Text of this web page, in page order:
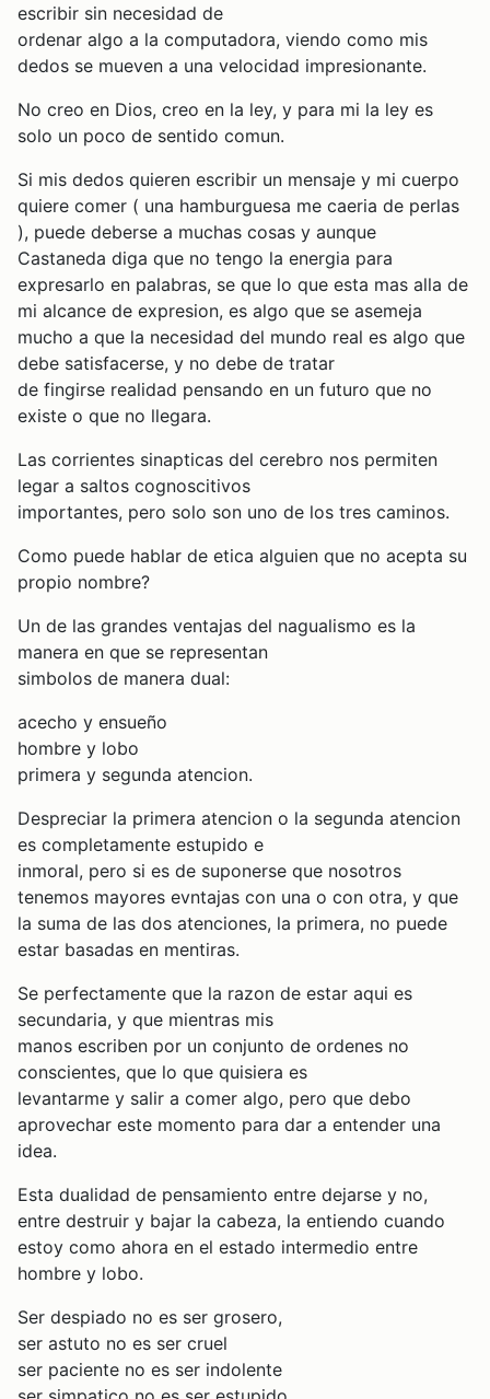
escribir sin necesidad de
ordenar algo a la computadora, viendo como mis
dedos se mueven a una velocidad impresionante.
No creo en Dios, creo en la ley, y para mi la ley es
solo un poco de sentido comun.
Si mis dedos quieren escribir un mensaje y mi cuerpo
quiere comer ( una hamburguesa me caeria de perlas
), puede deberse a muchas cosas y aunque
Castaneda diga que no tengo la energia para
expresarlo en palabras, se que lo que esta mas alla de
mi alcance de expresion, es algo que se asemeja
mucho a que la necesidad del mundo real es algo que
debe satisfacerse, y no debe de tratar
de fingirse realidad pensando en un futuro que no
existe o que no llegara.
Las corrientes sinapticas del cerebro nos permiten
legar a saltos cognoscitivos
importantes, pero solo son uno de los tres caminos.
Como puede hablar de etica alguien que no acepta su
propio nombre?
Un de las grandes ventajas del nagualismo es la
manera en que se representan
simbolos de manera dual:
acecho y ensueño
hombre y lobo
primera y segunda atencion.
Despreciar la primera atencion o la segunda atencion
es completamente estupido e
inmoral, pero si es de suponerse que nosotros
tenemos mayores evntajas con una o con otra, y que
la suma de las dos atenciones, la primera, no puede
estar basadas en mentiras.
Se perfectamente que la razon de estar aqui es
secundaria, y que mientras mis
manos escriben por un conjunto de ordenes no
conscientes, que lo que quisiera es
levantarme y salir a comer algo, pero que debo
aprovechar este momento para dar a entender una
idea.
Esta dualidad de pensamiento entre dejarse y no,
entre destruir y bajar la cabeza, la entiendo cuando
estoy como ahora en el estado intermedio entre
hombre y lobo.
Ser despiado no es ser grosero,
ser astuto no es ser cruel
ser paciente no es ser indolente